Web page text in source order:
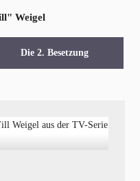
Weigel
Die 2. Besetzung